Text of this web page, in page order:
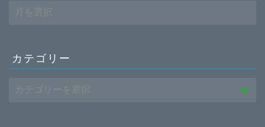
ー
ブ
カテゴリー
働き方